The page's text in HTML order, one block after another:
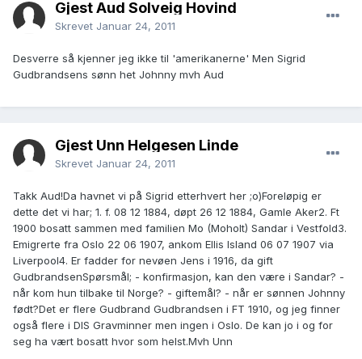
Gjest Aud Solveig Hovind
Skrevet Januar 24, 2011
Desverre så kjenner jeg ikke til 'amerikanerne' Men Sigrid
Gudbrandsens sønn het Johnny mvh Aud
Gjest Unn Helgesen Linde
Skrevet Januar 24, 2011
Takk Aud!Da havnet vi på Sigrid etterhvert her ;o)Foreløpig er
dette det vi har; 1. f. 08 12 1884, døpt 26 12 1884, Gamle Aker2. Ft
1900 bosatt sammen med familien Mo (Moholt) Sandar i Vestfold3.
Emigrerte fra Oslo 22 06 1907, ankom Ellis Island 06 07 1907 via
Liverpool4. Er fadder for nevøen Jens i 1916, da gift
GudbrandsenSpørsmål; - konfirmasjon, kan den være i Sandar? -
når kom hun tilbake til Norge? - giftemål? - når er sønnen Johnny
født?Det er flere Gudbrand Gudbrandsen i FT 1910, og jeg finner
også flere i DIS Gravminner men ingen i Oslo. De kan jo i og for
seg ha vært bosatt hvor som helst.Mvh Unn